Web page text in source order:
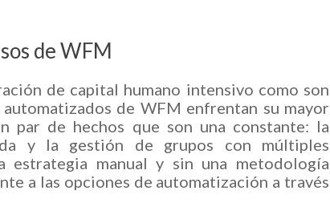
de WFM
de capital humano intensivo como son
de WFM enfrentan su mayor
de hechos que son una constante: la
y la gestión de grupos con múltiples
estrategia manual y sin una metodología
a las opciones de automatización a través